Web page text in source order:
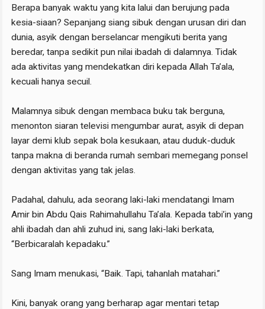
Berapa banyak waktu yang kita lalui dan berujung pada
kesia-siaan? Sepanjang siang sibuk dengan urusan diri dan
dunia, asyik dengan berselancar mengikuti berita yang
beredar, tanpa sedikit pun nilai ibadah di dalamnya. Tidak
ada aktivitas yang mendekatkan diri kepada Allah Ta’ala,
kecuali hanya secuil.
Malamnya sibuk dengan membaca buku tak berguna,
menonton siaran televisi mengumbar aurat, asyik di depan
layar demi klub sepak bola kesukaan, atau duduk-duduk
tanpa makna di beranda rumah sembari memegang ponsel
dengan aktivitas yang tak jelas.
Padahal, dahulu, ada seorang laki-laki mendatangi Imam
Amir bin Abdu Qais Rahimahullahu Ta’ala. Kepada tabi’in yang
ahli ibadah dan ahli zuhud ini, sang laki-laki berkata,
“Berbicaralah kepadaku.”
Sang Imam menukasi, “Baik. Tapi, tahanlah matahari.”
Kini, banyak orang yang berharap agar mentari tetap